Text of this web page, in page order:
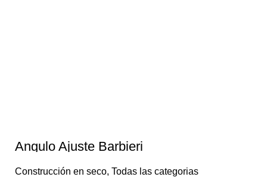
Ángulo Ajuste Barbieri
Construcción en seco, Todas las categorias